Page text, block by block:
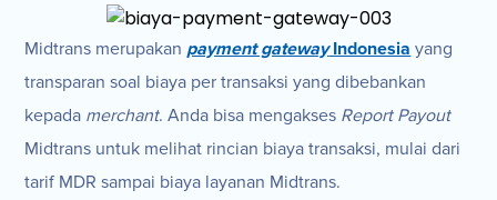
Midtrans merupakan payment gatewayIndonesia yang
transparan soal biaya per transaksi yang dibebankan
kepada merchant. Anda bisa mengakses Report Payout
Midtrans untuk melihat rincian biaya transaksi, mulai dari
tarif MDR sampai biaya layanan Midtrans.